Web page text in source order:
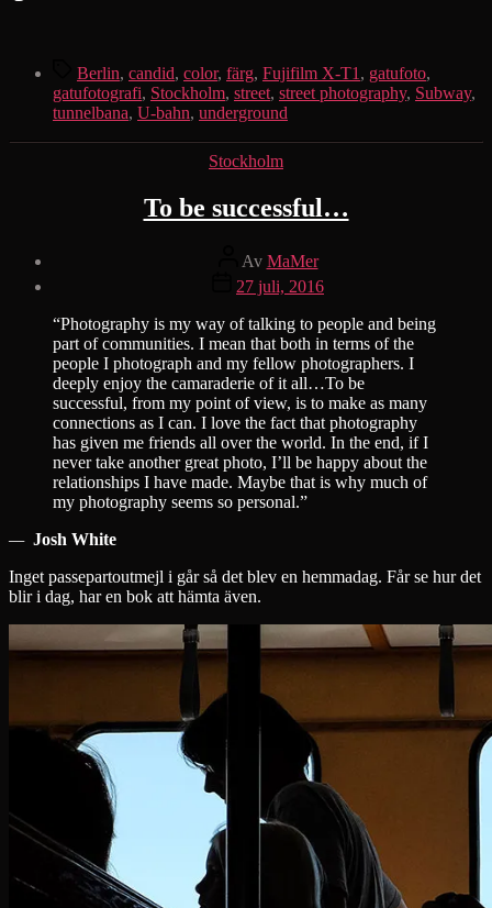
Etiketter
Berlin, candid, color, färg, Fujifilm X-T1 , gatufoto,
gatufotografi, Stockholm, street, street photography, Subway,
tunnelbana, U-bahn, underground
Kategorier
Stockholm
To be successful…
Inläggsförfattare
Av MaMer
Inläggsdatum
27 juli, 2016
“Photography is my way of talking to people and being
part of communities. I mean that both in terms of the
people I photograph and my fellow photographers. I
deeply enjoy the camaraderie of it all…To be
successful, from my point of view, is to make as many
connections as I can. I love the fact that photography
has given me friends all over the world. In the end, if I
never take another great photo, I’ll be happy about the
relationships I have made. Maybe that is why much of
my photography seems so personal.”
— Josh White
Inget passepartoutmejl i går så det blev en hemmadag. Får se hur det
blir i dag, har en bok att hämta även.